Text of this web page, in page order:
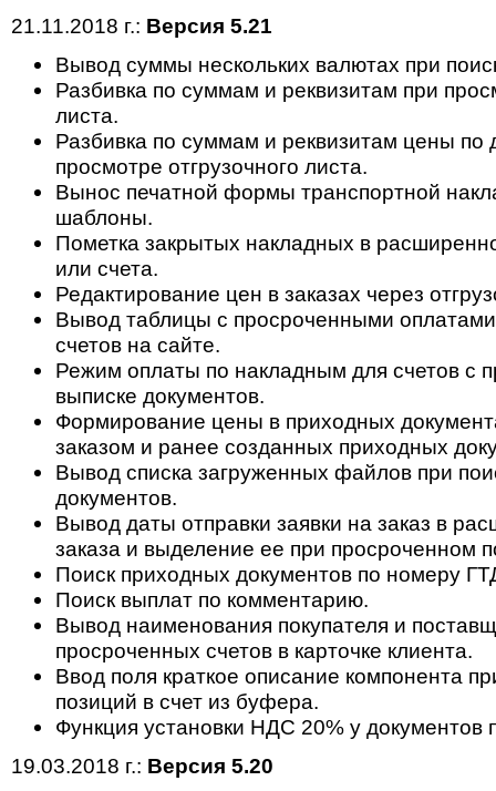
21.11.2018 г.: Версия 5.21
Вывод суммы нескольких валютах при
Разбивка по суммам и реквизитам при
листа.
Разбивка по суммам и реквизитам цены по
просмотре отгрузочного листа.
Вынос печатной формы транспортной
шаблоны.
Пометка закрытых накладных в
или счета.
Редактирование цен в заказах через
Вывод таблицы с просроченными
счетов на сайте.
Режим оплаты по накладным для счетов с
выписке документов.
Формирование цены в приходных
заказом и ранее созданных приходных
Вывод списка загруженных файлов при
документов.
Вывод даты отправки заявки на заказ в
заказа и выделение ее при просроченном
Поиск приходных документов по номеру
Поиск выплат по комментарию.
Вывод наименования покупателя и
просроченных счетов в карточке клиента.
Ввод поля краткое описание компонента
позиций в счет из буфера.
Функция установки НДС 20% у документов
19.03.2018 г.: Версия 5.20